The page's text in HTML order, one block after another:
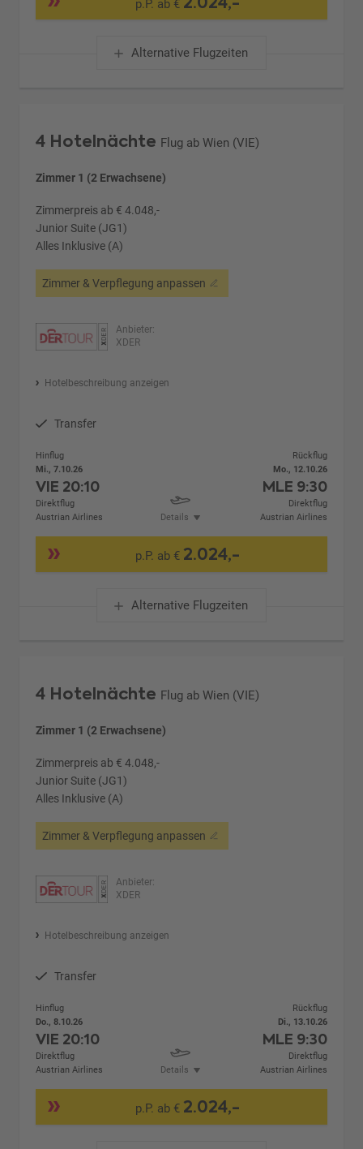
p.P. ab €
Alternative Flugzeiten
4 Hotelnächte Flug ab Wien (VIE)
Zimmer 1 (2 Erwachsene)
Zimmerpreis ab € 4.048,-
Junior Suite (JG1)
Alles Inklusive (A)
Zimmer & Verpflegung anpassen
Anbieter:
XDER
Hotelbeschreibung anzeigen
Transfer
Hinflug
Mi., 7.10.26
VIE 20:10
Direktflug
Austrian Airlines
Details
Rückflug
Mo., 12.10.26
MLE 9:30
Direktflug
Austrian Airlines
p.P. ab € 2.024,-
Alternative Flugzeiten
4 Hotelnächte Flug ab Wien (VIE)
Zimmer 1 (2 Erwachsene)
Zimmerpreis ab € 4.048,-
Junior Suite (JG1)
Alles Inklusive (A)
Zimmer & Verpflegung anpassen
Anbieter:
XDER
Hotelbeschreibung anzeigen
Transfer
Hinflug
Do., 8.10.26
VIE 20:10
Direktflug
Austrian Airlines
Details
Rückflug
Di., 13.10.26
MLE 9:30
Direktflug
Austrian Airlines
p.P. ab € 2.024,-